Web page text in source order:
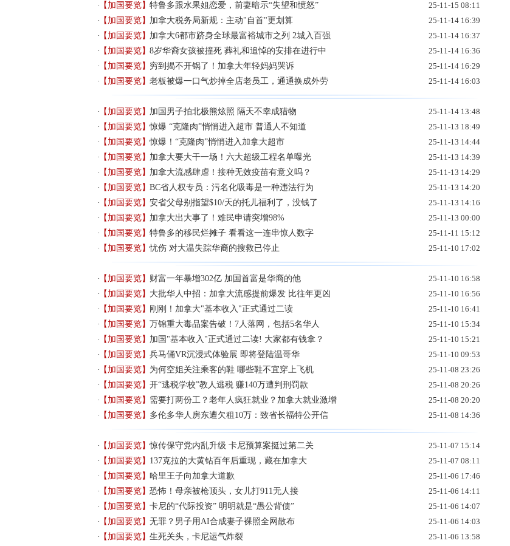
【加国要览】特鲁多跟水果姐恋爱，前妻暗示“失望和愤怒”
25-11-15 08:11
【加国要览】加拿大税务局新规：主动"自首"更划算
25-11-14 16:39
【加国要览】加拿大6都市跻身全球最富裕城市之列 2城入百强
25-11-14 16:37
【加国要览】8岁华裔女孩被撞死 葬礼和追悼的安排在进行中
25-11-14 16:36
【加国要览】穷到揭不开锅了！加拿大年轻妈妈哭诉
25-11-14 16:29
【加国要览】老板被爆一口气炒掉全店老员工，通通换成外劳 25-11-14 16:03
【加国要览】加国男子拍北极熊炫照 隔天不幸成猎物
25-11-14 13:48
【加国要览】惊爆 “克隆肉”悄悄进入超市 普通人不知道
25-11-13 18:49
【加国要览】惊爆！“克隆肉”悄悄进入加拿大超市
25-11-13 14:44
【加国要览】加拿大要大干一场！六大超级工程名单曝光
25-11-13 14:39
【加国要览】加拿大流感肆虐！接种无效疫苗有意义吗？
25-11-13 14:29
【加国要览】BC省人权专员：污名化吸毒是一种违法行为
25-11-13 14:20
【加国要览】安省父母别指望$10/天的托儿福利了，没钱了
25-11-13 14:16
【加国要览】加拿大出大事了！难民申请突增98%
25-11-13 00:00
【加国要览】特鲁多的移民烂摊子 看看这一连串惊人数字
25-11-11 15:12
【加国要览】忧伤 对大温失踪华裔的搜救已停止 25-11-10 17:02
【加国要览】财富一年暴增302亿 加国首富是华裔的他
25-11-10 16:58
【加国要览】大批华人中招：加拿大流感提前爆发 比往年更凶
25-11-10 16:56
【加国要览】 刚刚！加拿大"基本收入"正式通过二读
25-11-10 16:41
【加国要览】万锦重大毒品案告破！7人落网，包括5名华人
25-11-10 15:34
【加国要览】加国"基本收入"正式通过二读! 大家都有钱拿？
25-11-10 15:21
【加国要览】兵马俑VR沉浸式体验展 即将登陆温哥华
25-11-10 09:53
【加国要览】为何空姐关注乘客的鞋 哪些鞋不宜穿上飞机
25-11-08 23:26
【加国要览】开“逃税学校”教人逃税 赚140万遭判刑罚款
25-11-08 20:26
【加国要览】需要打两份工？老年人疯狂就业？加拿大就业激增
25-11-08 20:20
【加国要览】多伦多华人房东遭欠租10万：致省长福特公开信 25-11-08 14:36
【加国要览】惊传保守党内乱升级 卡尼预算案挺过第二关
25-11-07 15:14
【加国要览】137克拉的大黄钻百年后重现，藏在加拿大
25-11-07 08:11
【加国要览】哈里王子向加拿大道歉
25-11-06 17:46
【加国要览】恐怖！母亲被枪顶头，女儿打911无人接
25-11-06 14:11
【加国要览】卡尼的“代际投资” 明明就是“愚公背债”
25-11-06 14:07
【加国要览】无罪？男子用AI合成妻子裸照全网散布
25-11-06 14:03
【加国要览】生死关头，卡尼运气炸裂
25-11-06 13:58